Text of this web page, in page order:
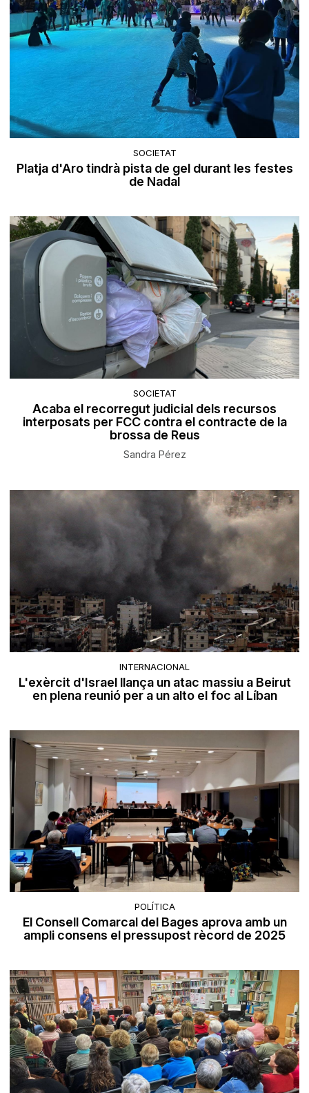
SOCIETAT
Platja d'Aro tindrà pista de gel durant les festes
de Nadal
SOCIETAT
Acaba el recorregut judicial dels recursos
interposats per FCC contra el contracte de la
brossa de Reus
Sandra Pérez
INTERNACIONAL
L'exèrcit d'Israel llança un atac massiu a Beirut
en plena reunió per a un alto el foc al Líban
POLÍTICA
El Consell Comarcal del Bages aprova amb un
ampli consens el pressupost rècord de 2025